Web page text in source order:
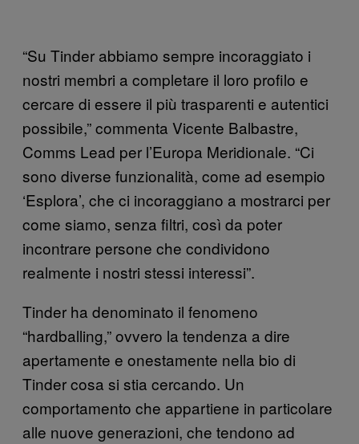
“Su Tinder abbiamo sempre incoraggiato i
nostri membri a completare il loro profilo e
cercare di essere il più trasparenti e autentici
possibile,” commenta Vicente Balbastre,
Comms Lead per l’Europa Meridionale. “Ci
sono diverse funzionalità, come ad esempio
‘Esplora’, che ci incoraggiano a mostrarci per
come siamo, senza filtri, così da poter
incontrare persone che condividono
realmente i nostri stessi interessi”.
Tinder ha denominato il fenomeno
“hardballing,” ovvero la tendenza a dire
apertamente e onestamente nella bio di
Tinder cosa si stia cercando. Un
comportamento che appartiene in particolare
alle nuove generazioni, che tendono ad